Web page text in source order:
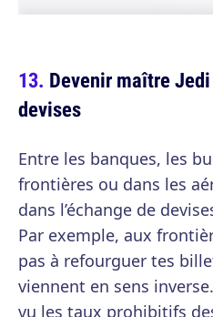
Devenir maître
devises
Entre les banques, les
frontières ou dans les
dans l’échange de
Par exemple, aux
pas à refourguer tes
viennent en sens
vu les taux prohibitifs